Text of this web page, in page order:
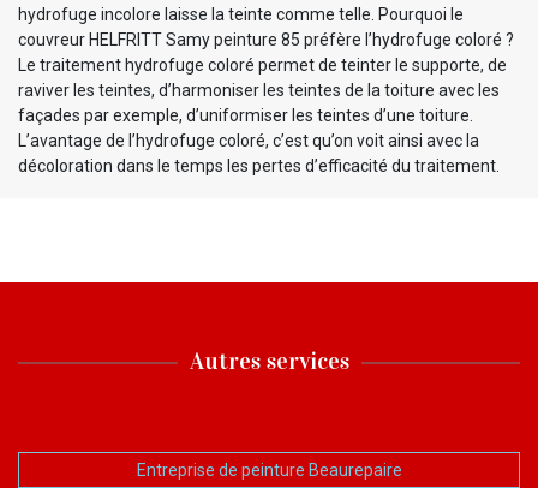
hydrofuge incolore laisse la teinte comme telle. Pourquoi le
couvreur HELFRITT Samy peinture 85 préfère l’hydrofuge coloré ?
Le traitement hydrofuge coloré permet de teinter le supporte, de
raviver les teintes, d’harmoniser les teintes de la toiture avec les
façades par exemple, d’uniformiser les teintes d’une toiture.
L’avantage de l’hydrofuge coloré, c’est qu’on voit ainsi avec la
décoloration dans le temps les pertes d’efficacité du traitement.
Autres services
Entreprise de peinture Beaurepaire